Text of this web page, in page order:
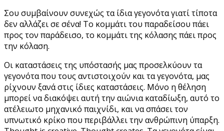
Σου συμβαίνουν συνεχώς τα ίδια γεγονότα γιατί τίποτα
δεν αλλάζει σε σένα! Το κομμάτι του παραδείσου πάει
προς τον παράδεισο, τo κομμάτι της κόλασης πάει προς
την κόλαση.
Οι καταστάσεις της υπόστασής μας προσελκύουν τα
γεγονότα που τους αντιστοιχούν και τα γεγονότα, μας
ρίχνουν ξανά στις ίδιες καταστάσεις. Μόνο η θέληση
μπορεί να διακόψει αυτή την αιώνια καταδίωξη, αυτό το
ατέλειωτο μηχανικό παιχνίδι, και να σπάσει τον
υπνωτικό κρίκο που περιβάλλει την ανθρώπινη ύπαρξη.